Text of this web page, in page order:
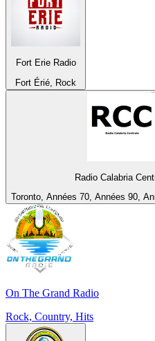
Fort Erie Radio
Fort Érié, Rock
Radio Calabria
Toronto, Années 70, Années 90,
On The Grand Radio
Rock, Country, Hits